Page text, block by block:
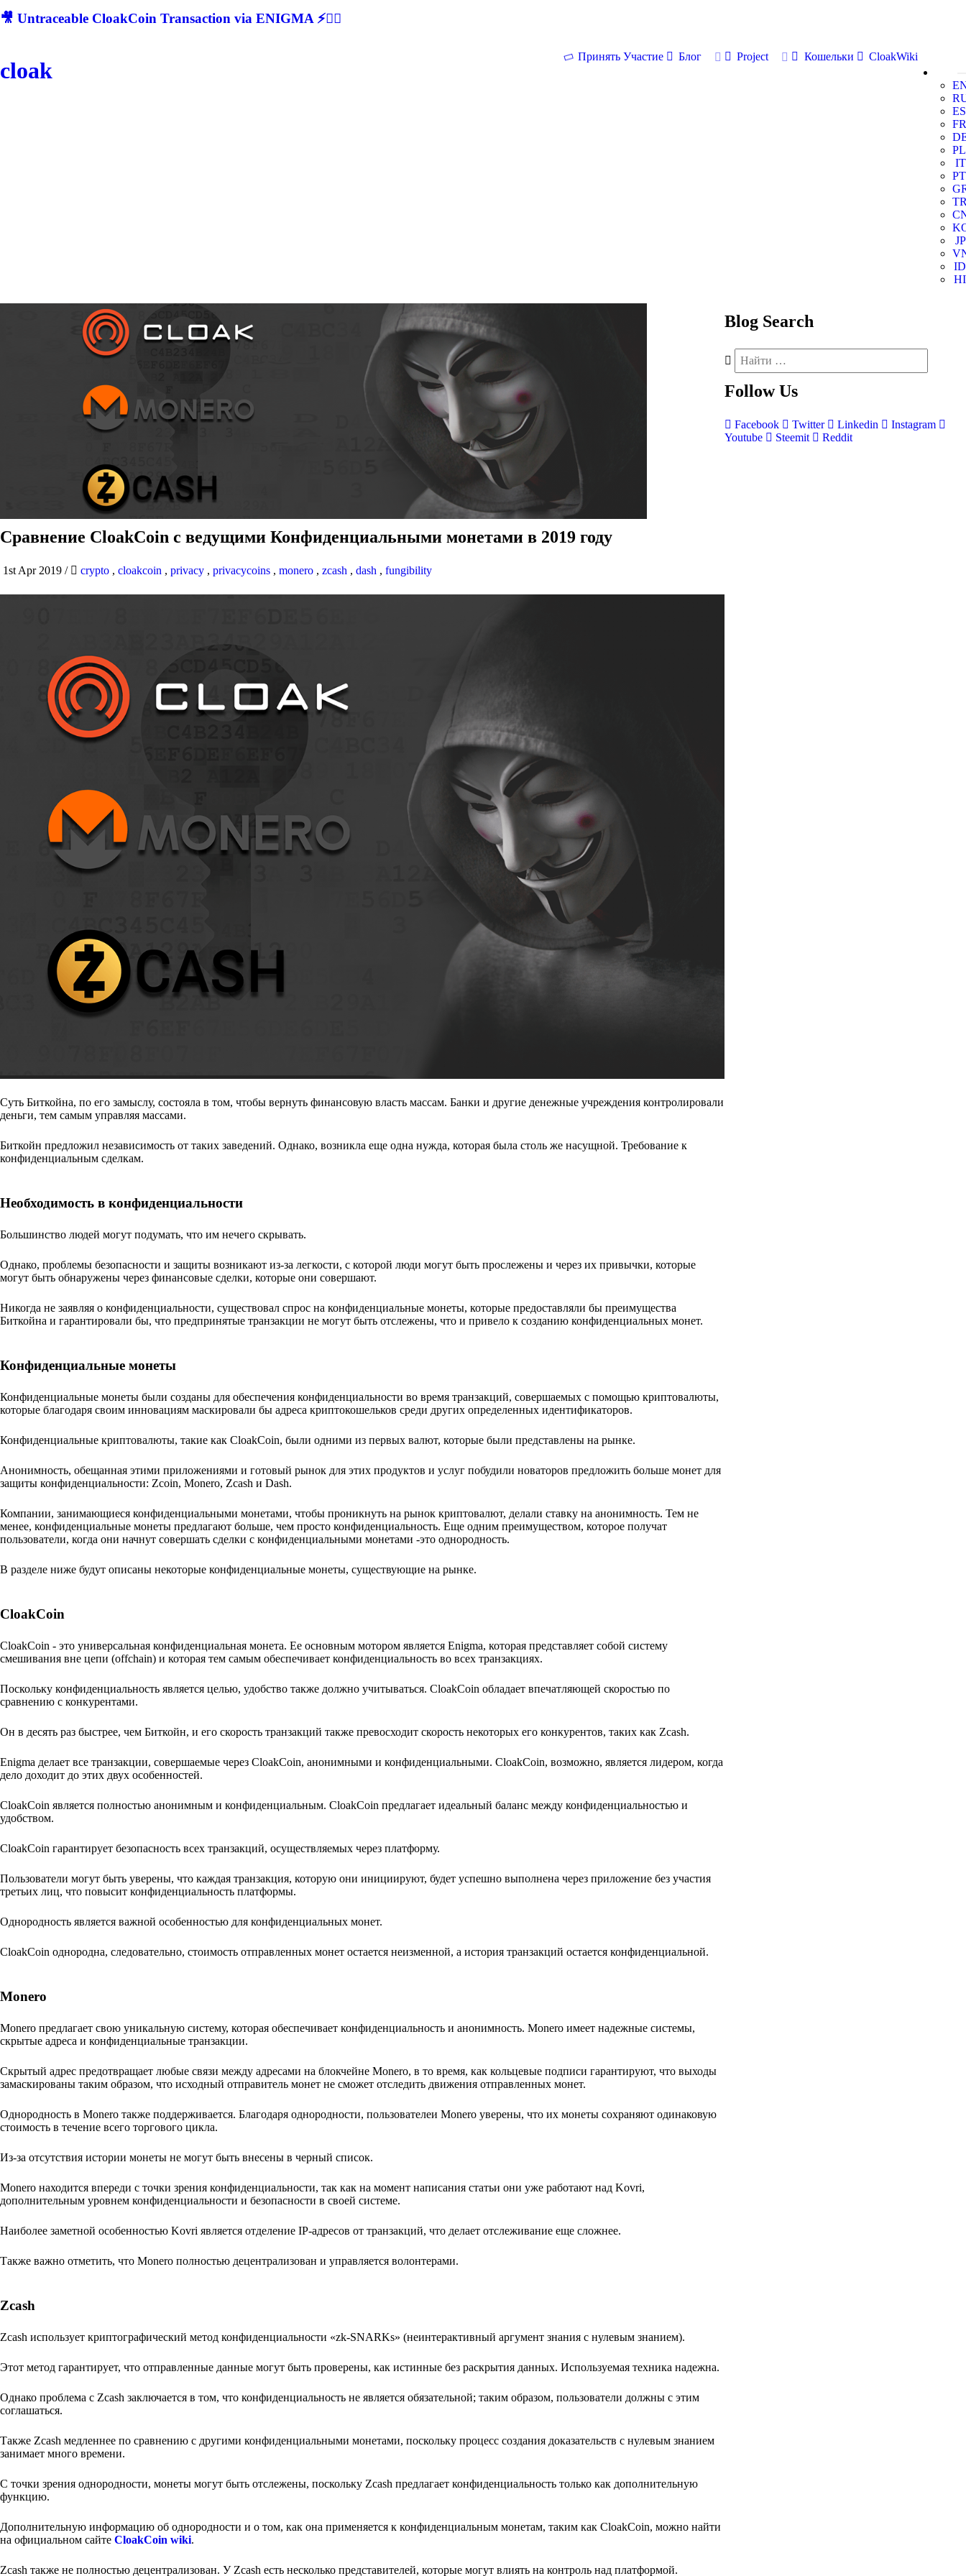
🎥 Untraceable CloakCoin Transaction via ENIGMA ⚡🕵‍♂
cloak
Принять Участие Блог Project Кошельки
CloakWiki
ES
FR
PL
IT
PT
JP
ID
HI
Сравнение CloakCoin с ведущими Конфиденциальными монетами в 2019 году
1st Apr 2019 / crypto , cloakcoin , privacy , privacycoins , monero , zcash , dash , fungibility
Суть Биткойна, по его замыслу, состояла в том, чтобы вернуть финансовую власть массам. Банки и другие денежные учреждения контролировали
деньги, тем самым управляя массами.
Биткойн предложил независимость от таких заведений. Однако, возникла еще одна нужда, которая была столь же насущной. Требование к
конфиденциальным сделкам.
Необходимость в конфиденциальности
Большинство людей могут подумать, что им нечего скрывать.
Однако, проблемы безопасности и защиты возникают из-за легкости, с которой люди могут быть прослежены и через их привычки, которые
могут быть обнаружены через финансовые сделки, которые они совершают.
Никогда не заявляя о конфиденциальности, существовал спрос на конфиденциальные монеты, которые предоставляли бы преимущества
Биткойна и гарантировали бы, что предпринятые транзакции не могут быть отслежены, что и привело к созданию конфиденциальных монет.
Конфиденциальные монеты
Конфиденциальные монеты были созданы для обеспечения конфиденциальности во время транзакций, совершаемых с помощью криптовалюты,
которые благодаря своим инновациям маскировали бы адреса криптокошельков среди других определенных идентификаторов.
Конфиденциальные криптовалюты, такие как CloakCoin, были одними из первых валют, которые были представлены на рынке.
Анонимность, обещанная этими приложениями и готовый рынок для этих продуктов и услуг побудили новаторов предложить больше монет для
защиты конфиденциальности: Zcoin, Monero, Zcash и Dash.
Компании, занимающиеся конфиденциальными монетами, чтобы проникнуть на рынок криптовалют, делали ставку на анонимность. Тем не
менее, конфиденциальные монеты предлагают больше, чем просто конфиденциальность. Еще одним преимуществом, которое получат
пользователи, когда они начнут совершать сделки с конфиденциальными монетами -это однородность.
В разделе ниже будут описаны некоторые конфиденциальные монеты, существующие на рынке.
CloakCoin
CloakCoin - это универсальная конфиденциальная монета. Ее основным мотором является Enigma, которая представляет собой систему
смешивания вне цепи (offchain) и которая тем самым обеспечивает конфиденциальность во всех транзакциях.
Поскольку конфиденциальность является целью, удобство также должно учитываться. CloakCoin обладает впечатляющей скоростью по
сравнению с конкурентами.
Он в десять раз быстрее, чем Биткойн, и его скорость транзакций также превосходит скорость некоторых его конкурентов, таких как Zcash.
Enigma делает все транзакции, совершаемые через CloakCoin, анонимными и конфиденциальными. CloakCoin, возможно, является лидером, когда
дело доходит до этих двух особенностей.
CloakCoin является полностью анонимным и конфиденциальным. CloakCoin предлагает идеальный баланс между конфиденциальностью и
удобством.
CloakCoin гарантирует безопасность всех транзакций, осуществляемых через платформу.
Пользователи могут быть уверены, что каждая транзакция, которую они инициируют, будет успешно выполнена через приложение без участия
третьих лиц, что повысит конфиденциальность платформы.
Однородность является важной особенностью для конфиденциальных монет.
CloakCoin однородна, следовательно, стоимость отправленных монет остается неизменной, а история транзакций остается конфиденциальной.
Monero
Monero предлагает свою уникальную систему, которая обеспечивает конфиденциальность и анонимность. Monero имеет надежные системы,
скрытые адреса и конфиденциальные транзакции.
Скрытый адрес предотвращает любые связи между адресами на блокчейне Monero, в то время, как кольцевые подписи гарантируют, что выходы
замаскированы таким образом, что исходный отправитель монет не сможет отследить движения отправленных монет.
Однородность в Monero также поддерживается. Благодаря однородности, пользователеи Monero уверены, что их монеты сохраняют одинаковую
стоимость в течение всего торгового цикла.
Из-за отсутствия истории монеты не могут быть внесены в черный список.
Monero находится впереди с точки зрения конфиденциальности, так как на момент написания статьи они уже работают над Kovri,
дополнительным уровнем конфиденциальности и безопасности в своей системе.
Наиболее заметной особенностью Kovri является отделение IP-адресов от транзакций, что делает отслеживание еще сложнее.
Также важно отметить, что Monero полностью децентрализован и управляется волонтерами.
Zcash
Zcash использует криптографический метод конфиденциальности «zk-SNARKs» (неинтерактивный аргумент знания с нулевым знанием).
Этот метод гарантирует, что отправленные данные могут быть проверены, как истинные без раскрытия данных. Используемая техника надежна.
Однако проблема с Zcash заключается в том, что конфиденциальность не является обязательной; таким образом, пользователи должны с этим
соглашаться.
Также Zcash медленнее по сравнению с другими конфиденциальными монетами, поскольку процесс создания доказательств с нулевым знанием
занимает много времени.
С точки зрения однородности, монеты могут быть отслежены, поскольку Zcash предлагает конфиденциальность только как дополнительную
функцию.
Дополнительную информацию об однородности и о том, как она применяется к конфиденциальным монетам, таким как CloakCoin, можно найти
на официальном сайте CloakCoin wiki.
Zcash также не полностью децентрализован. У Zcash есть несколько представителей, которые могут влиять на контроль над платформой.
Blog Search
Follow Us
Facebook Twitter Linkedin
Instagram
Youtube
Steemit Reddit